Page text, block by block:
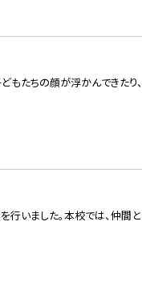
もたちの顔が浮かんできたり、
いました。本校では、仲間と